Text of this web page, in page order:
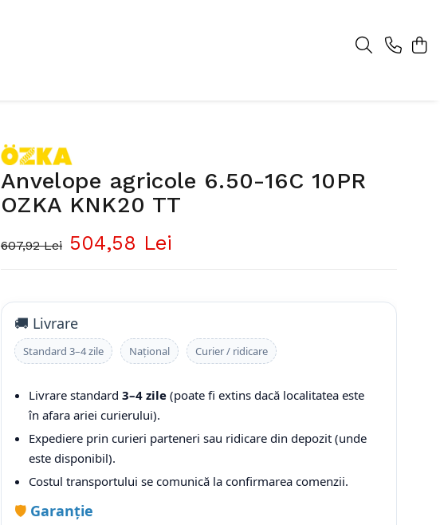
Anvelope agricole 6.50-16C 10PR
OZKA KNK20 TT
607,92 Lei 504,58 Lei
🚚 Livrare
Standard 3–4 zile Național Curier / ridicare
Livrare standard 3–4 zile(poate fi extins dacă localitatea este
în afara ariei curierului).
Expediere prin curieri parteneri sau ridicare din depozit (unde
este disponibil).
Costul transportului se comunică la confirmarea comenzii.
🛡️ Garanție